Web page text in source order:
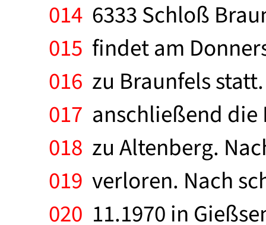
014 6333 Schloß
015 findet am
016 zu Braunfels
017 anschließend die
018 zu Altenberg.
019 verloren. Nach
020 11.1970 in